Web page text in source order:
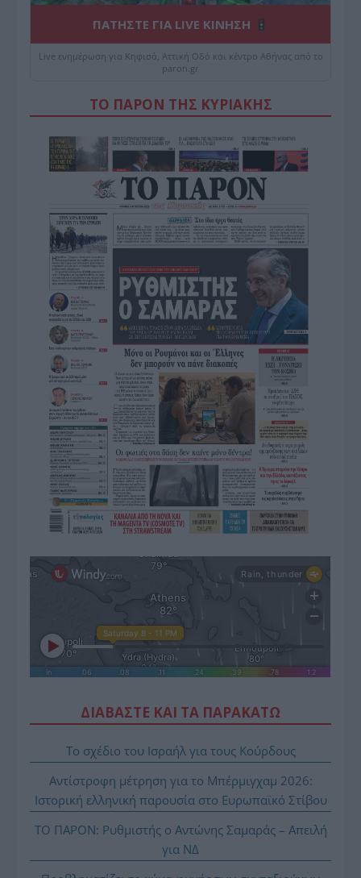
ΠΑΤΗΣΤΕ ΓΙΑ LIVE ΚΙΝΗΣΗ
Live ενημέρωση για Κηφισό, Αττική Οδό και κέντρο Αθήνας από το
paron.gr
ΤΟ ΠΑΡΟΝ ΤΗΣ ΚΥΡΙΑΚΗΣ
ΔΙΑΒΑΣΤΕ ΚΑΙ ΤΑ ΠΑΡΑΚΑΤΩ
Το σχέδιο του Ισραήλ για τους Κούρδους
Αντίστροφη μέτρηση για το Μπέρμιγχαμ 2026:
Ιστορική ελληνική παρουσία στο Ευρωπαϊκό Στίβου
ΤΟ ΠΑΡΟΝ: Ρυθμιστής ο Αντώνης Σαμαράς – Απειλή
για ΝΔ